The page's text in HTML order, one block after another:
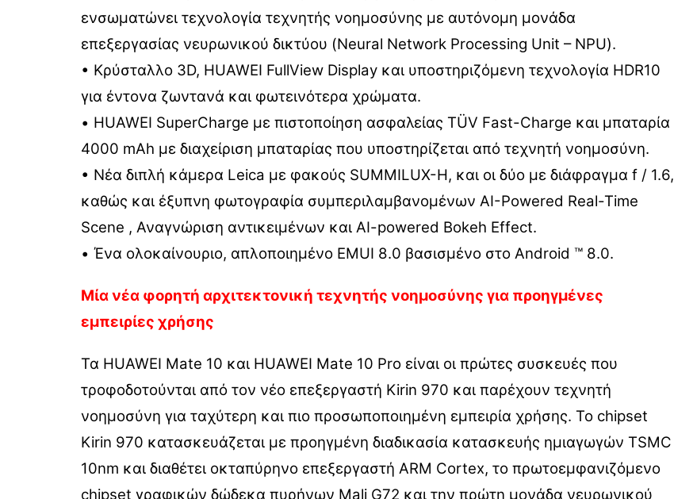
ενσωματώνει τεχνολογία τεχνητής νοημοσύνης με αυτόνομη μονάδα
επεξεργασίας νευρωνικού δικτύου (Neural Network Processing Unit – NPU).
• Κρύσταλλο 3D, HUAWEI FullView Display και υποστηριζόμενη τεχνολογία HDR10
για έντονα ζωντανά και φωτεινότερα χρώματα.
• HUAWEI SuperCharge με πιστοποίηση ασφαλείας TÜV Fast-Charge και μπαταρία
4000 mAh με διαχείριση μπαταρίας που υποστηρίζεται από τεχνητή νοημοσύνη.
• Νέα διπλή κάμερα Leica με φακούς SUMMILUX-H, και οι δύο με διάφραγμα f / 1.6,
καθώς και έξυπνη φωτογραφία συμπεριλαμβανομένων AI-Powered Real-Time
Scene , Αναγνώριση αντικειμένων και AI-powered Bokeh Effect.
• Ένα ολοκαίνουριο, απλοποιημένο EMUI 8.0 βασισμένο στο Android ™ 8.0.
Μία νέα φορητή αρχιτεκτονική τεχνητής νοημοσύνης για προηγμένες
εμπειρίες χρήσης
Τα HUAWEI Mate 10 και HUAWEI Mate 10 Pro είναι οι πρώτες συσκευές που
τροφοδοτούνται από τον νέο επεξεργαστή Kirin 970 και παρέχουν τεχνητή
νοημοσύνη για ταχύτερη και πιο προσωποποιημένη εμπειρία χρήσης. Το chipset
Kirin 970 κατασκευάζεται με προηγμένη διαδικασία κατασκευής ημιαγωγών TSMC
10nm και διαθέτει οκταπύρηνo επεξεργαστή ARM Cortex, το πρωτοεμφανιζόμενο
chipset γραφικών δώδεκα πυρήνων Mali G72 και την πρώτη μονάδα νευρωνικού